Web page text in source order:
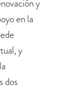
y
en la
y
dos